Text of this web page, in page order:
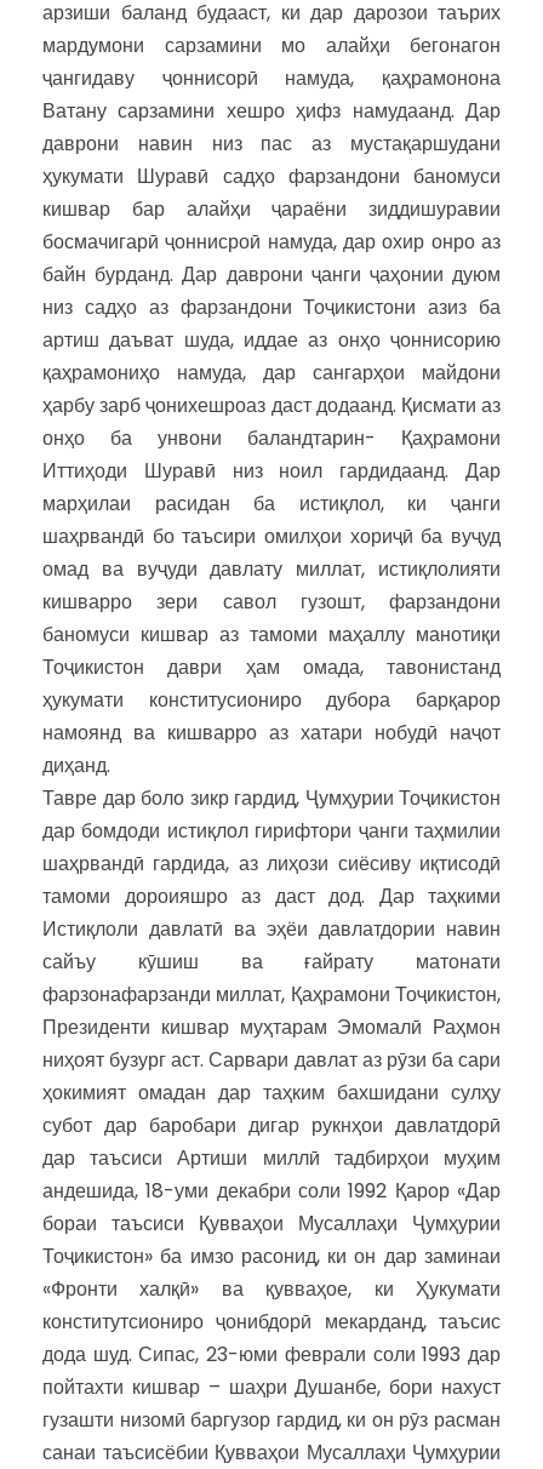
арзиши баланд будааст, ки дар дарозои таърих
мардумони сарзамини мо алайҳи бегонагон
ҷангидаву ҷоннисорӣ намуда, қаҳрамонона
Ватану сарзамини хешро ҳифз намудаанд. Дар
даврони навин низ пас аз мустақаршудани
ҳукумати Шуравӣ садҳо фарзандони баномуси
кишвар бар алайҳи ҷараёни зиддишуравии
босмачигарӣ ҷоннисроӣ намуда, дар охир онро аз
байн бурданд. Дар даврони ҷанги ҷаҳонии дуюм
низ садҳо аз фарзандони Тоҷикистони азиз ба
артиш даъват шуда, иддае аз онҳо ҷоннисорию
қаҳрамониҳо намуда, дар сангарҳои майдони
ҳарбу зарб ҷонихешроаз даст додаанд. Қисмати аз
онҳо ба унвони баландтарин- Қаҳрамони
Иттиҳоди Шуравӣ низ ноил гардидаанд. Дар
марҳилаи расидан ба истиқлол, ки ҷанги
шаҳрвандӣ бо таъсири омилҳои хориҷӣ ба вуҷуд
омад ва вуҷуди давлату миллат, истиқлолияти
кишварро зери савол гузошт, фарзандони
баномуси кишвар аз тамоми маҳаллу манотиқи
Тоҷикистон даври ҳам омада, тавонистанд
ҳукумати конститусиониро дубора барқарор
намоянд ва кишварро аз хатари нобудӣ наҷот
диҳанд.
Тавре дар боло зикр гардид, Ҷумҳурии Тоҷикистон
дар бомдоди истиқлол гирифтори ҷанги таҳмилии
шаҳрвандӣ гардида, аз лиҳози сиёсиву иқтисодӣ
тамоми дороияшро аз даст дод. Дар таҳкими
Истиқлоли давлатӣ ва эҳёи давлатдории навин
сайъу кӯшиш ва ғайрату матонати
фарзонафарзанди миллат, Қаҳрамони Тоҷикистон,
Президенти кишвар муҳтарам Эмомалӣ Раҳмон
ниҳоят бузург аст. Сарвари давлат аз рӯзи ба сари
ҳокимият омадан дар таҳким бахшидани сулҳу
субот дар баробари дигар рукнҳои давлатдорӣ
дар таъсиси Артиши миллӣ тадбирҳои муҳим
андешида, 18-уми декабри соли 1992 Қарор «Дар
бораи таъсиси Қувваҳои Мусаллаҳи Ҷумҳурии
Тоҷикистон» ба имзо расонид, ки он дар заминаи
«Фронти халқӣ» ва қувваҳое, ки Ҳукумати
конститутсиониро ҷонибдорӣ мекарданд, таъсис
дода шуд. Сипас, 23-юми феврали соли 1993 дар
пойтахти кишвар – шаҳри Душанбе, бори нахуст
гузашти низомӣ баргузор гардид, ки он рӯз расман
санаи таъсисёбии Қувваҳои Мусаллаҳи Ҷумҳурии